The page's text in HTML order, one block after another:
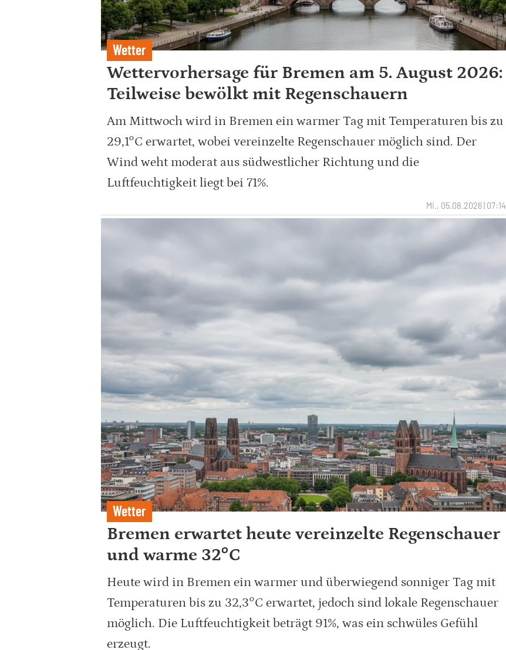
Wetter
Wettervorhersage für Bremen am 5. August 2026:
Teilweise bewölkt mit Regenschauern
Am Mittwoch wird in Bremen ein warmer Tag mit Temperaturen bis zu
29,1°C erwartet, wobei vereinzelte Regenschauer möglich sind. Der
Wind weht moderat aus südwestlicher Richtung und die
Luftfeuchtigkeit liegt bei 71%.
Mi., 05.08.2026 | 07:14
Wetter
Bremen erwartet heute vereinzelte Regenschauer
und warme 32°C
Heute wird in Bremen ein warmer und überwiegend sonniger Tag mit
Temperaturen bis zu 32,3°C erwartet, jedoch sind lokale Regenschauer
möglich. Die Luftfeuchtigkeit beträgt 91%, was ein schwüles Gefühl
erzeugt.